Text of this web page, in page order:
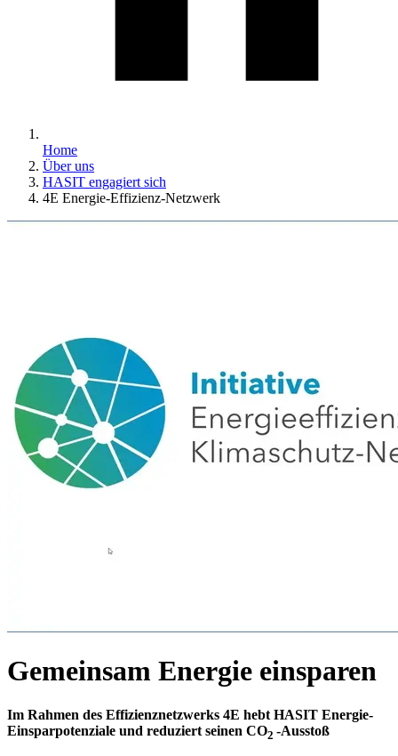
Home
Über uns
HASIT engagiert sich
4E Energie-Effizienz-Netzwerk
Gemeinsam Energie einsparen
Im Rahmen des Effizienznetzwerks 4E hebt HASIT Energie-
Einsparpotenziale und reduziert seinen CO2 -Ausstoß